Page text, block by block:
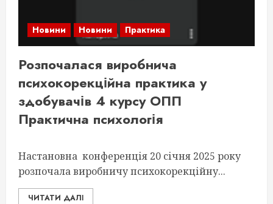
Новини Новини Практика
Розпочалася виробнича
психокорекційна практика у
здобувачів 4 курсу ОПП
Практична психологія
Настановна конференція 20 січня 2025 року
розпочала виробничу психокорекційну...
ЧИТАТИ ДАЛІ